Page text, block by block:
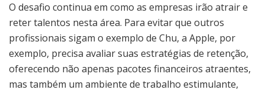
O desafio continua em como as empresas irão atrair e
reter talentos nesta área. Para evitar que outros
profissionais sigam o exemplo de Chu, a Apple, por
exemplo, precisa avaliar suas estratégias de retenção,
oferecendo não apenas pacotes financeiros atraentes,
mas também um ambiente de trabalho estimulante,